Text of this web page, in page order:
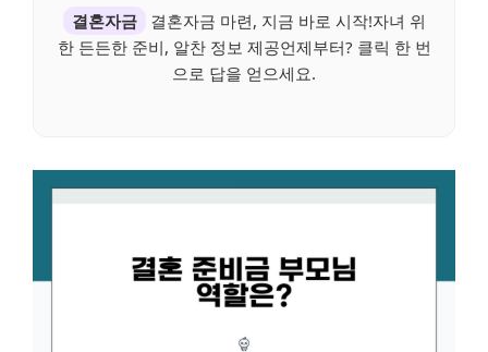
결혼자금
결혼자금 마련, 지금 바로 시작!자녀 위
한 든든한 준비, 알찬 정보 제공언제부터? 클릭 한 번
으로 답을 얻으세요.